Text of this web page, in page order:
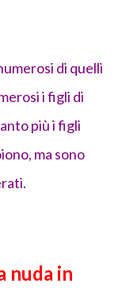
di quelli
i figli di
più i figli
ma sono
nuda in